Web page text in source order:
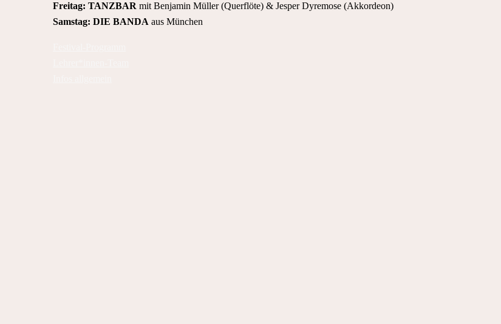
Freitag: TANZBAR mit Benjamin Müller (Querflöte) & Jesper Dyremose (Akkordeon)
Samstag: DIE BANDA aus München